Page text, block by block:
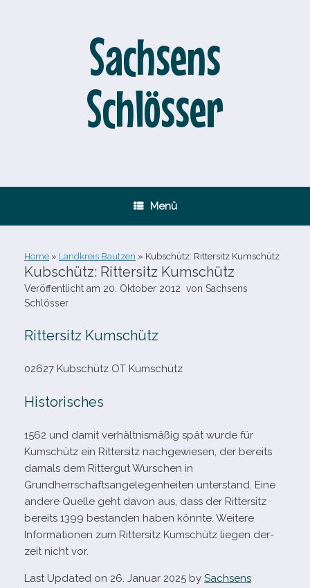
Sachsens
Schlösser
Menü
Home » Landkreis Bautzen » Kubschütz: Rittersitz Kumschütz
Kubschütz: Rittersitz Kumschütz
Veröffentlicht am 20. Oktober 2012 von Sachsens
Schlösser
Rittersitz Kumschütz
02627 Kubschütz OT Kumschütz
Historisches
1562 und damit ver­hält­nis­mä­ßig spät wurde für
Kumschütz ein Rittersitz nach­ge­wie­sen, der bereits
damals dem Rittergut Wurschen in
Grundherrschaftsangelegenheiten unter­stand. Eine
andere Quelle geht davon aus, dass der Rittersitz
bereits 1399 bestan­den haben könnte. Weitere
Informationen zum Rittersitz Kumschütz lie­gen der­
zeit nicht vor.
Last Updated on 26. Januar 2025 by Sachsens